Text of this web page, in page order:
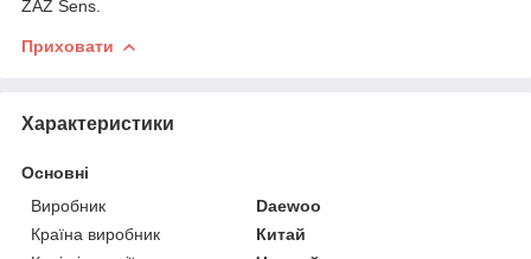
ZAZ Sens.
Приховати
Характеристики
Основні
Виробник
Daewoo
Країна виробник
Китай